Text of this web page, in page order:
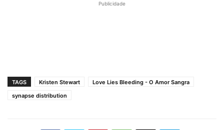
Publicidade
TAGS Kristen Stewart
Love Lies Bleeding - O Amor Sangra
synapse distribution